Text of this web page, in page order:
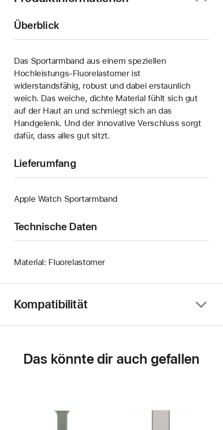
Überblick
Das Sportarmband aus einem speziellen
Hochleistungs-Fluorelastomer ist
widerstandsfähig, robust und dabei erstaunlich
weich. Das weiche, dichte Material fühlt sich gut
auf der Haut an und schmiegt sich an das
Handgelenk. Und der innovative Verschluss sorgt
dafür, dass alles gut sitzt.
Lieferumfang
Apple Watch Sportarmband
Technische Daten
Material: Fluorelastomer
Kompatibilität
Das könnte dir auch gefallen